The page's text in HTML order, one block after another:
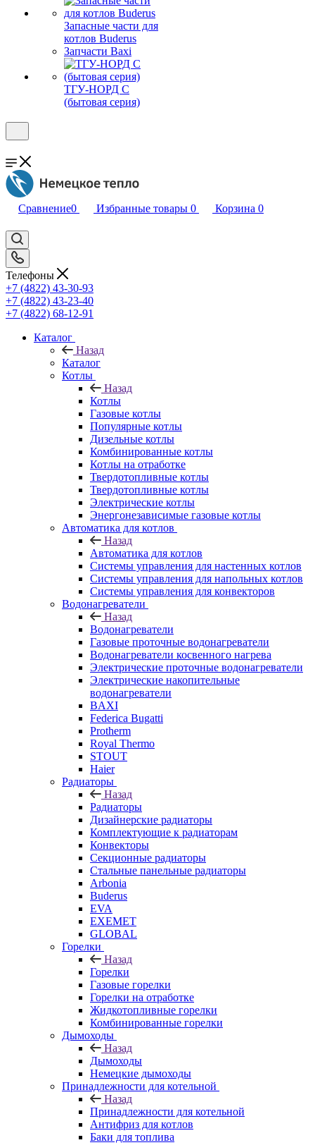
Запасные части для
котлов Buderus
Запчасти Baxi
ТГУ-НОРД С
(бытовая серия)
Сравнение0 Избранные товары 0 Корзина 0
Телефоны
+7 (4822) 43-30-93
+7 (4822) 43-23-40
+7 (4822) 68-12-91
Каталог
Назад
Каталог
Котлы
Назад
Котлы
Газовые котлы
Популярные котлы
Дизельные котлы
Комбинированные котлы
Котлы на отработке
Твердотопливные котлы
Твердотопливные котлы
Электрические котлы
Энергонезависимые газовые котлы
Автоматика для котлов
Назад
Автоматика для котлов
Системы управления для настенных котлов
Системы управления для напольных котлов
Системы управления для конвекторов
Водонагреватели
Назад
Водонагреватели
Газовые проточные водонагреватели
Водонагреватели косвенного нагрева
Электрические проточные водонагреватели
Электрические накопительные
водонагреватели
BAXI
Federica Bugatti
Protherm
Royal Thermo
STOUT
Haier
Радиаторы
Назад
Радиаторы
Дизайнерские радиаторы
Комплектующие к радиаторам
Конвекторы
Секционные радиаторы
Стальные панельные радиаторы
Arbonia
Buderus
EVA
EXEMET
GLOBAL
Горелки
Назад
Горелки
Газовые горелки
Горелки на отработке
Жидкотопливные горелки
Комбинированные горелки
Дымоходы
Назад
Дымоходы
Немецкие дымоходы
Принадлежности для котельной
Назад
Принадлежности для котельной
Антифриз для котлов
Баки для топлива